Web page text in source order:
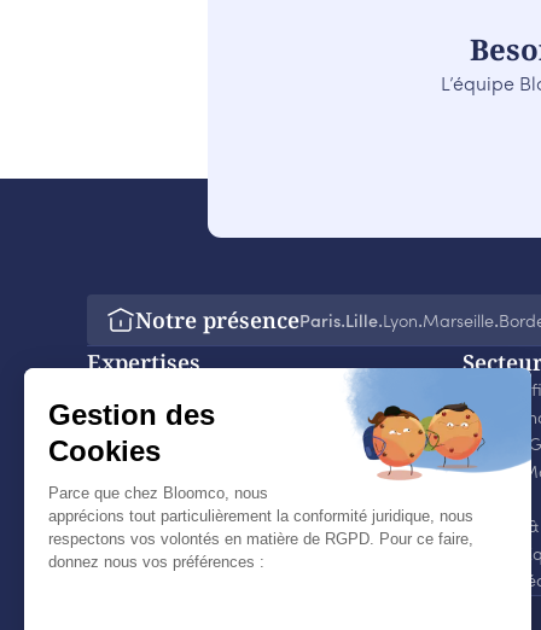
L’équipe
Notre présenceParis‧Lille‧Lyon‧Marseille‧
Expertises
Finance
IT & Organisation
Marketing & Ventes
Opérations
RH & RSE
Services
Life
Retail
Luxe&
&
Private
Tech,